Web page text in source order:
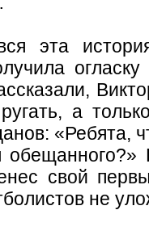
эта
ругать, а
«Ребята,
обещанного?»
свой
не